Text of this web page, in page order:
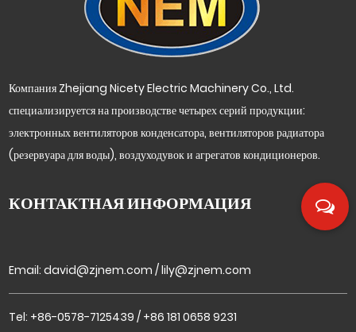
Компания Zhejiang Nicety Electric Machinery Co., Ltd.
специализируется на производстве четырех серий продукции:
электронных вентиляторов конденсатора, вентиляторов радиатора
(резервуара для воды), воздуходувок и агрегатов кондиционеров.
КОНТАКТНАЯ ИНФОРМАЦИЯ
Email:david@zjnem.com /lily@zjnem.com
Tel: +86-0578-7125439 / +86 181 0658 9231